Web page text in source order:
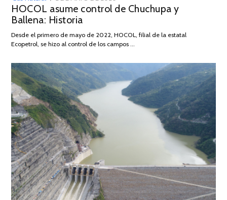
ON
DE
2026
HOCOL asume control de Chuchupa y
Ballena: Historia
Desde el primero de mayo de 2022, HOCOL, filial de la estatal
Ecopetrol, se hizo al control de los campos …